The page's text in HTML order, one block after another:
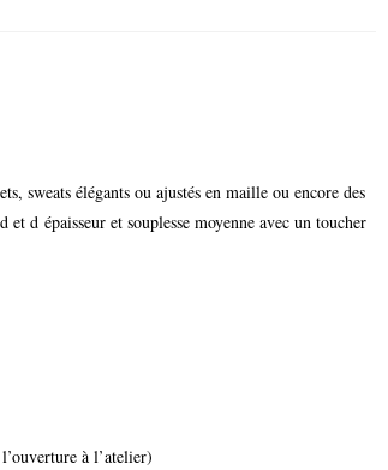
sweats élégants ou ajustés en maille ou encore des
d épaisseur et souplesse moyenne avec un toucher
à l’atelier)